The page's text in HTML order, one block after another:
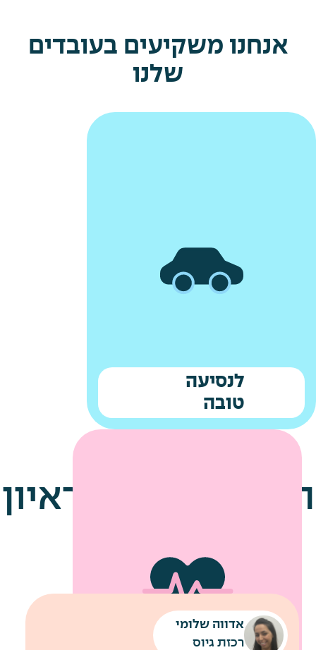
אנחנו משקיעים בעובדים
שלנו
לנסיעה
טובה
שירותי מוניות לחניונים
רכבת קלה עד למשרדי החברה
הטיפים שלנו לראיון
אדווה שלומי
רכזת גיוס